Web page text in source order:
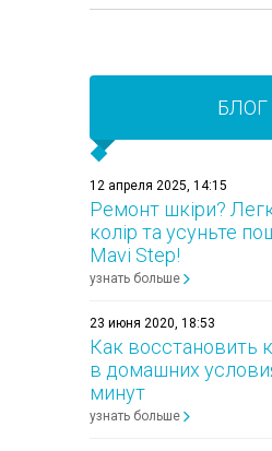
Краска для кожи и
Воск для обуви
БЛОГ
12 апреля 2025, 14:15
Ремонт шкіри?
колір та усуньте
Mavi Step!
узнать больше
23 июня 2020, 18:53
Как восстановить
в домашних
минут
узнать больше